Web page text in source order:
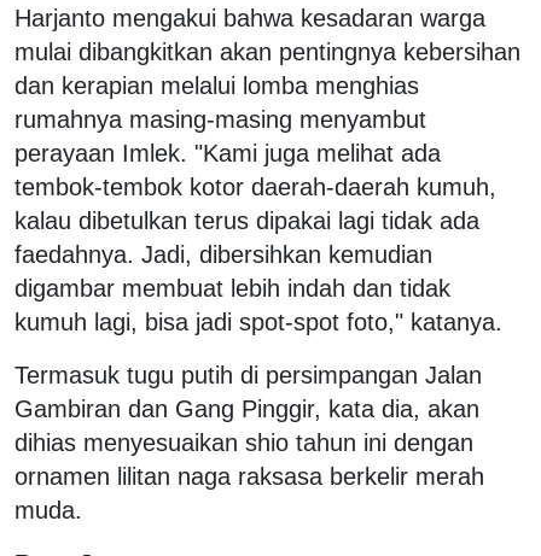
Harjanto mengakui bahwa kesadaran warga
mulai dibangkitkan akan pentingnya kebersihan
dan kerapian melalui lomba menghias
rumahnya masing-masing menyambut
perayaan Imlek. "Kami juga melihat ada
tembok-tembok kotor daerah-daerah kumuh,
kalau dibetulkan terus dipakai lagi tidak ada
faedahnya. Jadi, dibersihkan kemudian
digambar membuat lebih indah dan tidak
kumuh lagi, bisa jadi spot-spot foto," katanya.
Termasuk tugu putih di persimpangan Jalan
Gambiran dan Gang Pinggir, kata dia, akan
dihias menyesuaikan shio tahun ini dengan
ornamen lilitan naga raksasa berkelir merah
muda.